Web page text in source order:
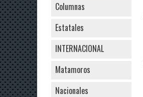
Columnas
Estatales
INTERNACIONAL
Matamoros
Nacionales